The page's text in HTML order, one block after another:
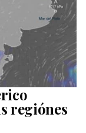
regiónes